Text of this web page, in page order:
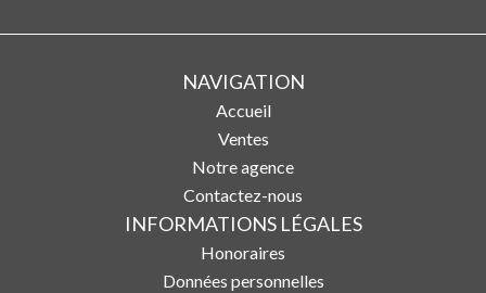
NAVIGATION
Accueil
Ventes
Notre agence
Contactez-nous
INFORMATIONS LÉGALES
Honoraires
Données personnelles